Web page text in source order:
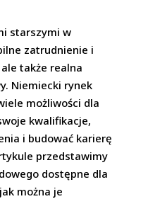
starszymi w
zatrudnienie i
także realna
Niemiecki rynek
możliwości dla
kwalifikacje,
i budować karierę
przedstawimy
dostępne dla
można je